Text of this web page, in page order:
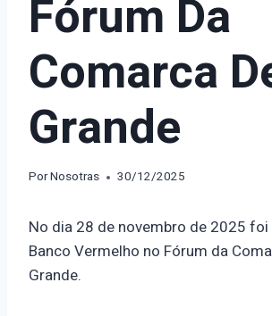
Fórum Da
Comarca
Grande
PorNosotras 30/12/2025
No dia 28 de novembro de 2025
Banco Vermelho no Fórum da
Grande.